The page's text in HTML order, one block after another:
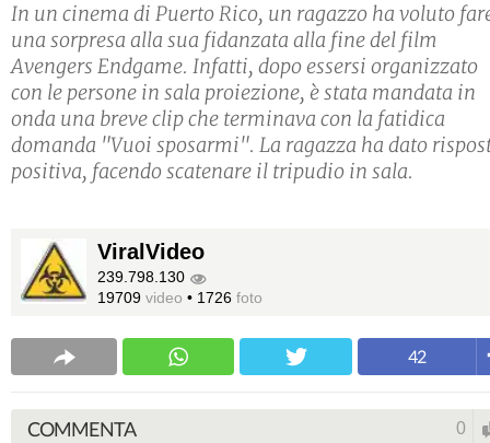
In un cinema di Puerto Rico, un ragazzo ha voluto
una sorpresa alla sua fidanzata alla fine del film
Avengers Endgame. Infatti, dopo essersi organizzato
con le persone in sala proiezione, è stata mandata in
onda una breve clip che terminava con la fatidica
domanda "Vuoi sposarmi". La ragazza ha dato
positiva, facendo scatenare il tripudio in sala.
ViralVideo
239.798.130
19709 video • 1726 foto
42
COMMENTA 0